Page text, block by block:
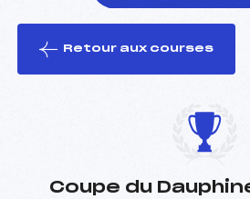
le ski
Retour aux courses
Coupe du